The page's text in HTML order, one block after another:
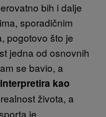
bih i dalje
sporadičnim
pogotovo što je
jedna od osnovnih
se bavio, a
kao
života, a
je